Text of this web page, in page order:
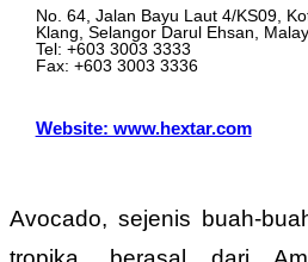
No. 64, Jalan Bayu Laut 4/KS09,
Klang, Selangor Darul Ehsan,
Tel: +603 3003 3333
Fax: +603 3003 3336
Website: www.hextar.com
Avocado, sejenis buah-